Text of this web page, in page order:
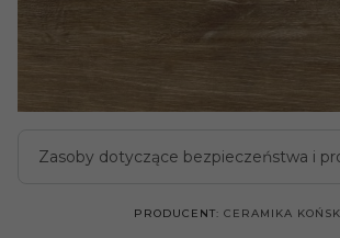
Zasoby dotyczące bezpieczeństwa i
PRODUCENT: CERAMIKA